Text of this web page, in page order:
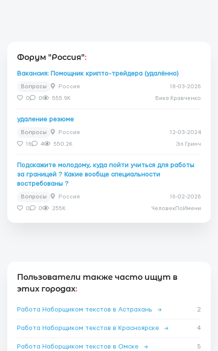
Форум "Россия":
Вакансия: Помощник крипто-трейдера (удалённо)
Вопросы Россия 18-03-2026
0 0 555.9K Вика Кравченко
удаление резюме
Вопросы Россия 12-03-2024
16 4 550.2K Эл Гринч
Подскажите молодому, куда пойти учиться для работы
за границей ? Какие вообще специальности
востребованы ?
Вопросы Россия 16-02-2026
0 0 255K ЧеловекПоИмени
Пользователи также часто ищут в
этих городах:
Работа Наборщиком текстов в Астрахань → 2
Работа Наборщиком текстов в Красноярске → 4
Работа Наборщиком текстов в Омске → 5